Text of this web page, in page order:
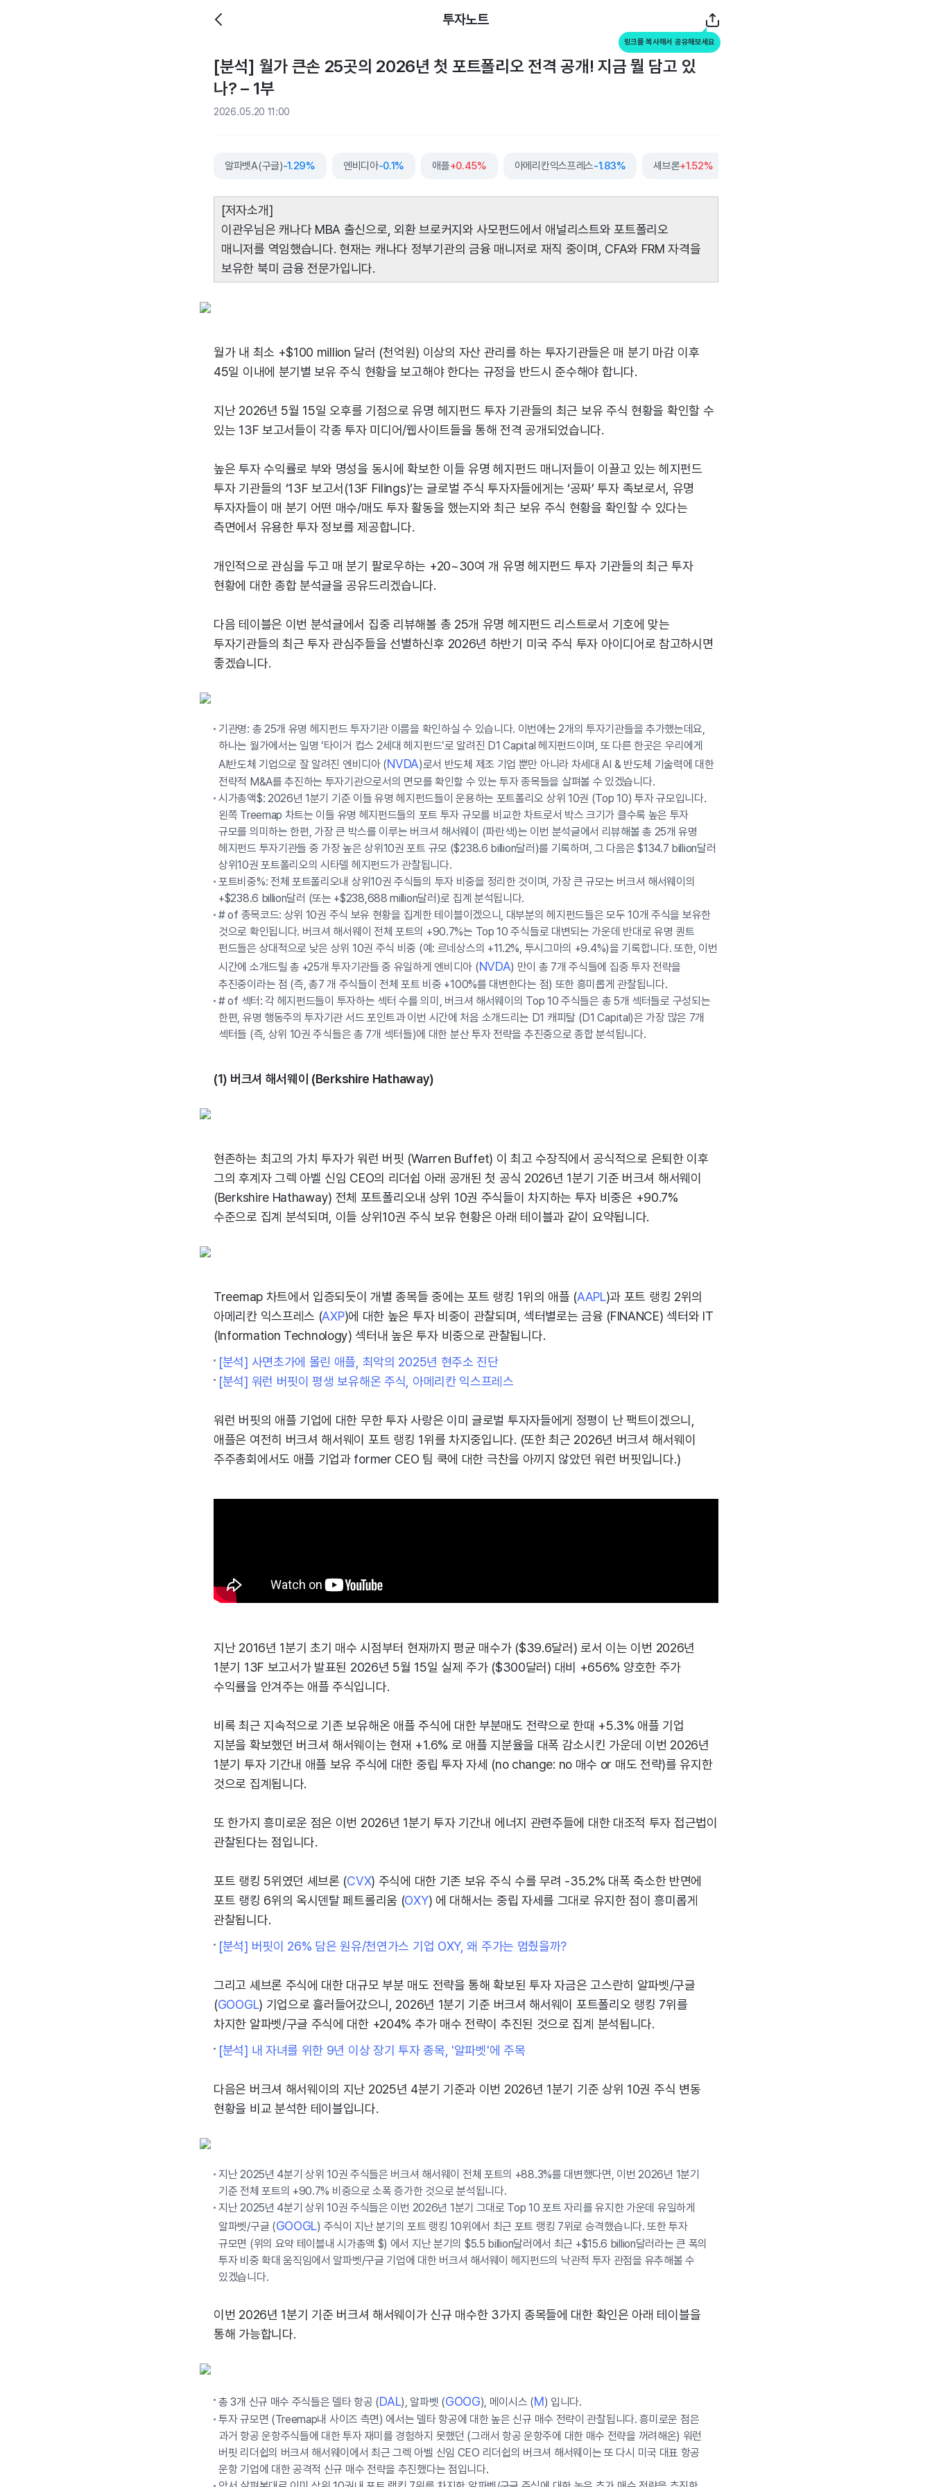
투자노트
링크를 복사해서 공유해보세요
[분석] 월가 큰손 25곳의 2026년 첫 포트폴리오 전격 공개! 지금 뭘 담고 있
나? – 1부
2026.05.20 11:00
알파벳A(구글)-1.29% 엔비디아-0.1% 애플+0.45% 아메리칸익스프레스-1.83% 셰브론+1.52%
[저자소개]
이관우님은 캐나다 MBA 출신으로, 외환 브로커지와 사모펀드에서 애널리스트와 포트폴리오
매니저를 역임했습니다. 현재는 캐나다 정부기관의 금융 매니저로 재직 중이며, CFA와 FRM 자격을
보유한 북미 금융 전문가입니다.
월가 내 최소 +$100 million 달러 (천억원) 이상의 자산 관리를 하는 투자기관들은 매 분기 마감 이후
45일 이내에 분기별 보유 주식 현황을 보고해야 한다는 규정을 반드시 준수해야 합니다.
지난 2026년 5월 15일 오후를 기점으로 유명 헤지펀드 투자 기관들의 최근 보유 주식 현황을 확인할 수
있는 13F 보고서들이 각종 투자 미디어/웹사이트들을 통해 전격 공개되었습니다.
높은 투자 수익률로 부와 명성을 동시에 확보한 이들 유명 헤지펀드 매니저들이 이끌고 있는 헤지펀드
투자 기관들의 ‘13F 보고서(13F Filings)’는 글로벌 주식 투자자들에게는 ‘공짜’ 투자 족보로서, 유명
투자자들이 매 분기 어떤 매수/매도 투자 활동을 했는지와 최근 보유 주식 현황을 확인할 수 있다는
측면에서 유용한 투자 정보를 제공합니다.
개인적으로 관심을 두고 매 분기 팔로우하는 +20~30여 개 유명 헤지펀드 투자 기관들의 최근 투자
현황에 대한 종합 분석글을 공유드리겠습니다.
다음 테이블은 이번 분석글에서 집중 리뷰해볼 총 25개 유명 헤지펀드 리스트로서 기호에 맞는
투자기관들의 최근 투자 관심주들을 선별하신후 2026년 하반기 미국 주식 투자 아이디어로 참고하시면
좋겠습니다.
기관명: 총 25개 유명 헤지펀드 투자기관 이름을 확인하실 수 있습니다. 이번에는 2개의 투자기관들을 추가했는데요,
하나는 월가에서는 일명 ‘타이거 컵스 2세대 헤지펀드’로 알려진 D1 Capital 헤지펀드이며, 또 다른 한곳은 우리에게
AI반도체 기업으로 잘 알려진 엔비디아 (NVDA)로서 반도체 제조 기업 뿐만 아니라 차세대 AI & 반도체 기술력에 대한
전략적 M&A를 추진하는 투자기관으로서의 면모를 확인할 수 있는 투자 종목들을 살펴볼 수 있겠습니다.
시가총액$: 2026년 1분기 기준 이들 유명 헤지펀드들이 운용하는 포트폴리오 상위 10권 (Top 10) 투자 규모입니다.
왼쪽 Treemap 차트는 이들 유명 헤지펀드들의 포트 투자 규모를 비교한 차트로서 박스 크기가 클수록 높은 투자
규모를 의미하는 한편, 가장 큰 박스를 이루는 버크셔 해서웨이 (파란색)는 이번 분석글에서 리뷰해볼 총 25개 유명
헤지펀드 투자기관들 중 가장 높은 상위10권 포트 규모 ($238.6 billion달러)를 기록하며, 그 다음은 $134.7 billion달러
상위10권 포트폴리오의 시타델 헤지펀드가 관찰됩니다.
포트비중%: 전체 포트폴리오내 상위10권 주식들의 투자 비중을 정리한 것이며, 가장 큰 규모는 버크셔 해서웨이의
+$238.6 billion달러 (또는 +$238,688 million달러)로 집계 분석됩니다.
# of 종목코드: 상위 10권 주식 보유 현황을 집계한 테이블이겠으니, 대부분의 헤지펀드들은 모두 10개 주식을 보유한
것으로 확인됩니다. 버크셔 해서웨이 전체 포트의 +90.7%는 Top 10 주식들로 대변되는 가운데 반대로 유명 퀀트
펀드들은 상대적으로 낮은 상위 10권 주식 비중 (예: 르네상스의 +11.2%, 투시그마의 +9.4%)을 기록합니다. 또한, 이번
시간에 소개드릴 총 +25개 투자기관들 중 유일하게 엔비디아 (NVDA) 만이 총 7개 주식들에 집중 투자 전략을
추진중이라는 점 (즉, 총7 개 주식들이 전체 포트 비중 +100%를 대변한다는 점) 또한 흥미롭게 관찰됩니다.
# of 섹터: 각 헤지펀드들이 투자하는 섹터 수를 의미, 버크셔 해서웨이의 Top 10 주식들은 총 5개 섹터들로 구성되는
한편, 유명 행동주의 투자기관 서드 포인트과 이번 시간에 처음 소개드리는 D1 캐피탈 (D1 Capital)은 가장 많은 7개
섹터들 (즉, 상위 10권 주식들은 총 7개 섹터들)에 대한 분산 투자 전략을 추진중으로 종합 분석됩니다.
(1) 버크셔 해서웨이 (Berkshire Hathaway)
현존하는 최고의 가치 투자가 워런 버핏 (Warren Buffet) 이 최고 수장직에서 공식적으로 은퇴한 이후
그의 후계자 그렉 아벨 신임 CEO의 리더쉽 아래 공개된 첫 공식 2026년 1분기 기준 버크셔 해서웨이
(Berkshire Hathaway) 전체 포트폴리오내 상위 10권 주식들이 차지하는 투자 비중은 +90.7%
수준으로 집계 분석되며, 이들 상위10권 주식 보유 현황은 아래 테이블과 같이 요약됩니다.
Treemap 차트에서 입증되듯이 개별 종목들 중에는 포트 랭킹 1위의 애플 (AAPL)과 포트 랭킹 2위의
아메리칸 익스프레스 (AXP)에 대한 높은 투자 비중이 관찰되며, 섹터별로는 금융 (FINANCE) 섹터와 IT
(Information Technology) 섹터내 높은 투자 비중으로 관찰됩니다.
[분석] 사면초가에 몰린 애플, 최악의 2025년 현주소 진단
[분석] 워런 버핏이 평생 보유해온 주식, 아메리칸 익스프레스
워런 버핏의 애플 기업에 대한 무한 투자 사랑은 이미 글로벌 투자자들에게 정평이 난 팩트이겠으니,
애플은 여전히 버크셔 해서웨이 포트 랭킹 1위를 차지중입니다. (또한 최근 2026년 버크셔 해서웨이
주주총회에서도 애플 기업과 former CEO 팀 쿡에 대한 극찬을 아끼지 않았던 워런 버핏입니다.)
지난 2016년 1분기 초기 매수 시점부터 현재까지 평균 매수가 ($39.6달러) 로서 이는 이번 2026년
1분기 13F 보고서가 발표된 2026년 5월 15일 실제 주가 ($300달러) 대비 +656% 양호한 주가
수익률을 안겨주는 애플 주식입니다.
비록 최근 지속적으로 기존 보유해온 애플 주식에 대한 부분매도 전략으로 한때 +5.3% 애플 기업
지분을 확보했던 버크셔 해서웨이는 현재 +1.6% 로 애플 지분율을 대폭 감소시킨 가운데 이번 2026년
1분기 투자 기간내 애플 보유 주식에 대한 중립 투자 자세 (no change: no 매수 or 매도 전략)를 유지한
것으로 집계됩니다.
또 한가지 흥미로운 점은 이번 2026년 1분기 투자 기간내 에너지 관련주들에 대한 대조적 투자 접근법이
관찰된다는 점입니다.
포트 랭킹 5위였던 셰브론 (CVX) 주식에 대한 기존 보유 주식 수를 무려 -35.2% 대폭 축소한 반면에
포트 랭킹 6위의 옥시덴탈 페트롤리움 (OXY) 에 대해서는 중립 자세를 그대로 유지한 점이 흥미롭게
관찰됩니다.
[분석] 버핏이 26% 담은 원유/천연가스 기업 OXY, 왜 주가는 멈췄을까?
그리고 셰브론 주식에 대한 대규모 부분 매도 전략을 통해 확보된 투자 자금은 고스란히 알파벳/구글
(GOOGL) 기업으로 흘러들어갔으니, 2026년 1분기 기준 버크셔 해서웨이 포트폴리오 랭킹 7위를
차지한 알파벳/구글 주식에 대한 +204% 추가 매수 전략이 추진된 것으로 집계 분석됩니다.
[분석] 내 자녀를 위한 9년 이상 장기 투자 종목, '알파벳'에 주목
다음은 버크셔 해서웨이의 지난 2025년 4분기 기준과 이번 2026년 1분기 기준 상위 10권 주식 변동
현황을 비교 분석한 테이블입니다.
지난 2025년 4분기 상위 10권 주식들은 버크셔 해서웨이 전체 포트의 +88.3%를 대변했다면, 이번 2026년 1분기
기준 전체 포트의 +90.7% 비중으로 소폭 증가한 것으로 분석됩니다.
지난 2025년 4분기 상위 10권 주식들은 이번 2026년 1분기 그대로 Top 10 포트 자리를 유지한 가운데 유일하게
알파벳/구글 (GOOGL) 주식이 지난 분기의 포트 랭킹 10위에서 최근 포트 랭킹 7위로 승격했습니다. 또한 투자
규모면 (위의 요약 테이블내 시가총액 $) 에서 지난 분기의 $5.5 billion달러에서 최근 +$15.6 billion달러라는 큰 폭의
투자 비중 확대 움직임에서 알파벳/구글 기업에 대한 버크셔 해서웨이 헤지펀드의 낙관적 투자 관점을 유추해볼 수
있겠습니다.
이번 2026년 1분기 기준 버크셔 해서웨이가 신규 매수한 3가지 종목들에 대한 확인은 아래 테이블을
통해 가능합니다.
총 3개 신규 매수 주식들은 델타 항공 (DAL), 알파벳 (GOOG), 메이시스 (M) 입니다.
투자 규모면 (Treemap내 사이즈 측면) 에서는 델타 항공에 대한 높은 신규 매수 전략이 관찰됩니다. 흥미로운 점은
과거 항공 운항주식들에 대한 투자 재미를 경험하지 못했던 (그래서 항공 운항주에 대한 매수 전략을 꺼려해온) 워런
버핏 리더쉽의 버크셔 해서웨이에서 최근 그렉 아벨 신임 CEO 리더쉽의 버크셔 해서웨이는 또 다시 미국 대표 항공
운항 기업에 대한 공격적 신규 매수 전략을 추진했다는 점입니다.